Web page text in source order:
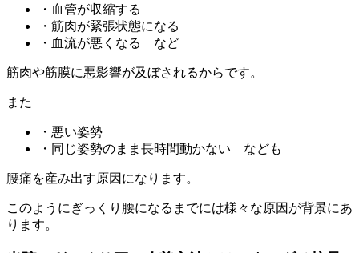
・血管が収縮する
・筋肉が緊張状態になる
・血流が悪くなる など
筋肉や筋膜に悪影響が及ぼされるからです。
また
・悪い姿勢
・同じ姿勢のまま長時間動かない なども
腰痛を産み出す原因になります。
このようにぎっくり腰になるまでには様々な原因が背景にあ
ります。